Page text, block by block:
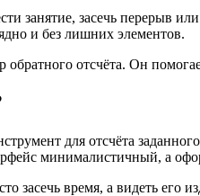
занятие, засечь перерыв
и без лишних элементов.
отсчёта. Он
для отсчёта
минималистичный, а
засечь время, а видеть его